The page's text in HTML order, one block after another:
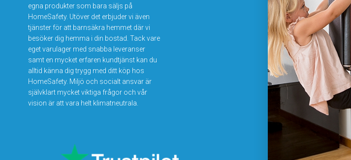
egna produkter som bara säljs på
HomeSafety. Utöver det erbjuder vi även
tjänster för att barnsäkra hemmet där vi
besöker dig hemma i din bostad. Tack vare
eget varulager med snabba leveranser
samt en mycket erfaren kundtjänst kan du
alltid känna dig trygg med ditt köp hos
HomeSafety. Miljö och socialt ansvar är
självklart mycket viktiga frågor och vår
vision är att vara helt klimatneutrala.